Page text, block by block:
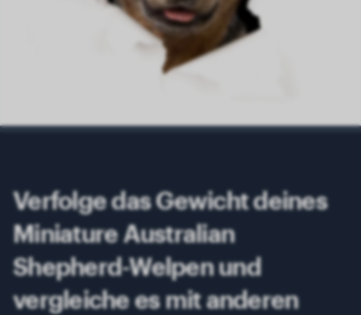
Verfolge das Gewicht deines
Miniature Australian
Shepherd-Welpen und
vergleiche es mit anderen